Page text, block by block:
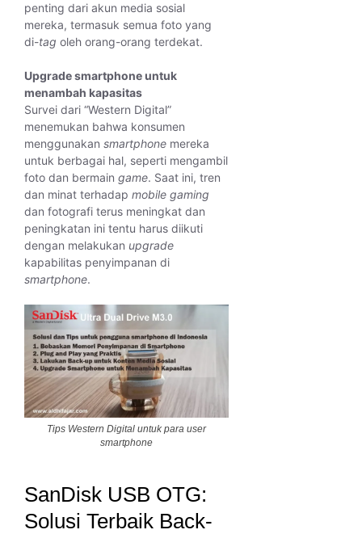
penting dari akun media sosial
mereka, termasuk semua foto yang
di-tag oleh orang-orang terdekat.
Upgrade smartphone untuk
menambah kapasitas
Survei dari “Western Digital”
menemukan bahwa konsumen
menggunakan smartphone mereka
untuk berbagai hal, seperti mengambil
foto dan bermain game. Saat ini, tren
dan minat terhadap mobile gaming
dan fotografi terus meningkat dan
peningkatan ini tentu harus diikuti
dengan melakukan upgrade
kapabilitas penyimpanan di
smartphone.
Tips Western Digital untuk para user
smartphone
SanDisk USB OTG:
Solusi Terbaik Back-